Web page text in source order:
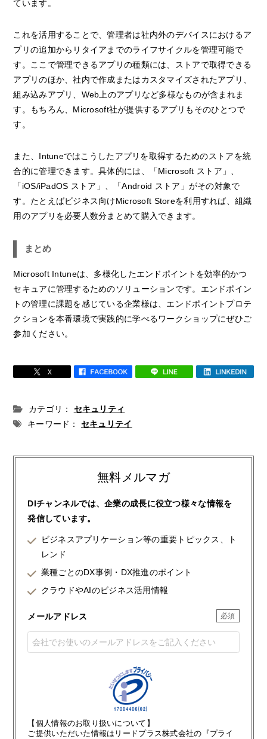
ています。
これを活用することで、管理者は社内外のデバイスにおけるア
プリの追加からリタイアまでのライフサイクルを管理可能で
す。ここで管理できるアプリの種類には、ストアで取得できる
アプリのほか、社内で作成またはカスタマイズされたアプリ、
組み込みアプリ、Web上のアプリなど多様なものが含まれま
す。もちろん、Microsoft社が提供するアプリもそのひとつで
す。
また、Intuneではこうしたアプリを取得するためのストアを統
合的に管理できます。具体的には、「Microsoft ストア」、
「iOS/iPadOS ストア」、「Android ストア」がその対象で
す。たとえばビジネス向けMicrosoft Storeを利用すれば、組織
用のアプリを必要人数分まとめて購入できます。
まとめ
Microsoft Intuneは、多様化したエンドポイントを効率的かつ
セキュアに管理するためのソリューションです。エンドポイン
トの管理に課題を感じている企業様は、エンドポイントプロテ
クションを本番環境で実践的に学べるワークショップにぜひご
参加ください。
カテゴリ：
セキュリティ
キーワード：
セキュリテイ
無料メルマガ
DIチャンネルでは、企業の成長に役立つ様々な情報を
発信しています。
ビジネスアプリケーション等の重要トピックス、ト
レンド
業種ごとのDX事例・DX推進のポイント
クラウドやAIのビジネス活用情報
メールアドレス
【個人情報のお取り扱いについて】
ご提供いただいた情報はリードプラス株式会社の『プライ